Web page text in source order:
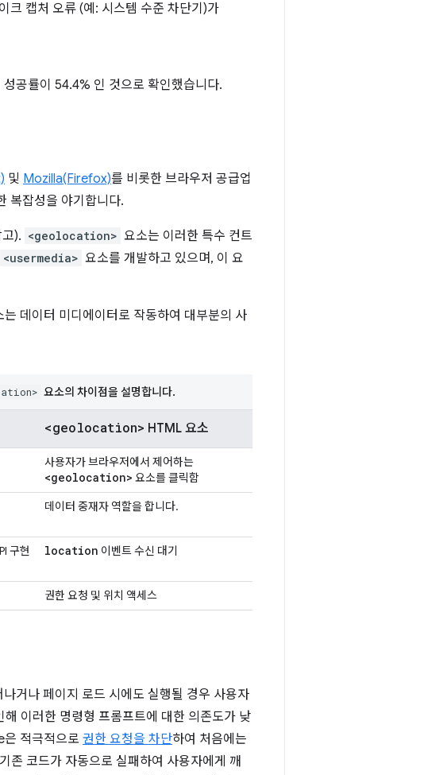
크 캡처 오류 (예: 시스템 수준 차단기)가
공률이 54.4% 인 것으로 확인했습니다.
및 Mozilla(Firefox)를 비롯한 브라우저 공급업
복잡성을 야기합니다.
). <geolocation> 요소는 이러한 특수 컨트
<usermedia> 요소를 개발하고 있으며, 이 요
데이터 미디에이터로 작동하여 대부분의 사
요소의 차이점을 설명합니다.
<geolocation> HTML 요소
사용자가 브라우저에서 제어하는
<geolocation> 요소를 클릭함
데이터 중재자 역할을 합니다.
구현 location 이벤트 수신 대기
권한 요청 및 위치 액세스
거나 페이지 로드 시에도 실행될 경우 사용자
이러한 명령형 프롬프트에 대한 의존도가 낮
적극적으로 권한 요청을 차단하여 처음에는
존 코드가 자동으로 실패하여 사용자에게 깨